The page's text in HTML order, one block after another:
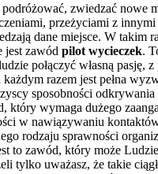
zwiedzać nowe
przeżyciami z
dane miejsce. W takim
jest zawód pilot wycieczek.
połączyć własną pasję, z
razem jest pełna
sposobności
który wymaga dużego
w nawiązywaniu
rodzaju sprawności
to zawód, który może
tylko uważasz, że takie